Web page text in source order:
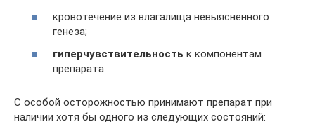
кровотечение из влагалища невыясненного
генеза;
гиперчувствительность к компонентам
препарата.
С особой осторожностью принимают препарат при
наличии хотя бы одного из следующих состояний: